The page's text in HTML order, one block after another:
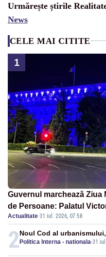
Urmărește știrile
News
CELE MAI CITITE
1
Guvernul marchează
de Persoane: Palatul
Actualitate·31 iul. 2026, 07:58
2 Politica Interna - nationala-31
Noul Cod al